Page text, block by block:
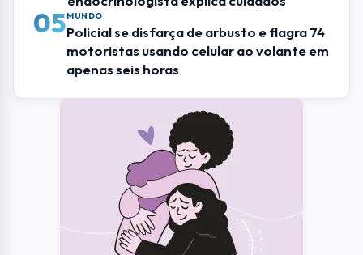
05MUNDO
Policial se disfarça de arbusto e flagra 74
motoristas usando celular ao volante em
apenas seis horas